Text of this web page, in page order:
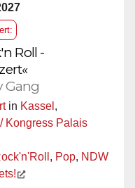
Roll -
Gang
in Kassel ,
Kongress Palais
, Pop, NDW